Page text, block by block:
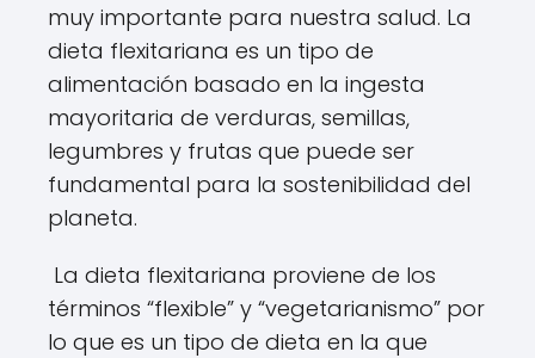
muy importante para nuestra salud. La
dieta flexitariana es un tipo de
alimentación basado en la ingesta
mayoritaria de verduras, semillas,
legumbres y frutas que puede ser
fundamental para la sostenibilidad del
planeta.
La dieta flexitariana proviene de los
términos “flexible” y “vegetarianismo” por
lo que es un tipo de dieta en la que